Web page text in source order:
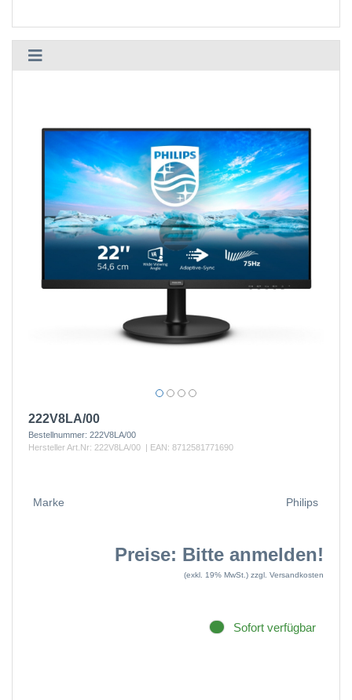
222V8LA/00
Bestellnummer: 222V8LA/00
Hersteller Art.Nr: 222V8LA/00 | EAN: 8712581771690
Marke Philips
Preise: Bitte anmelden!
(exkl. 19% MwSt.) zzgl. Versandkosten
Sofort verfügbar